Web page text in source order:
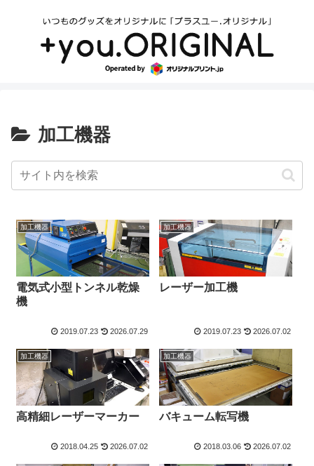
加工機器
加工機器
電気式小型トンネル乾燥
機
2019.07.23 2026.07.29
加工機器
レーザー加工機
2019.07.23 2026.07.02
加工機器
高精細レーザーマーカー
2018.04.25 2026.07.02
加工機器
バキューム転写機
2018.03.06 2026.07.02